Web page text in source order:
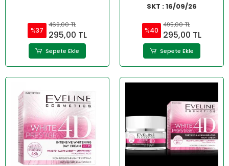
%37
469,00 TL
295,00 TL
Sepete Ekle
SKT : 16/09/26
%40
495,00 TL
295,00 TL
Sepete Ekle